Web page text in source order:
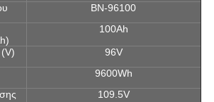
BN-96100
100Ah
96V
9600Wh
109.5V